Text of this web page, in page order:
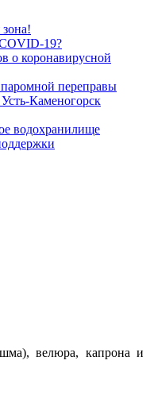
19?
о коронавирусной
переправы
Каменогорск
водохранилище
велюра, капрона и